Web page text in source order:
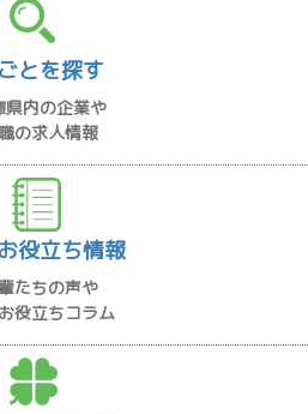
とを探す
県内の企業や
の求人情報
役立ち情報
たちの声や
役立ちコラム